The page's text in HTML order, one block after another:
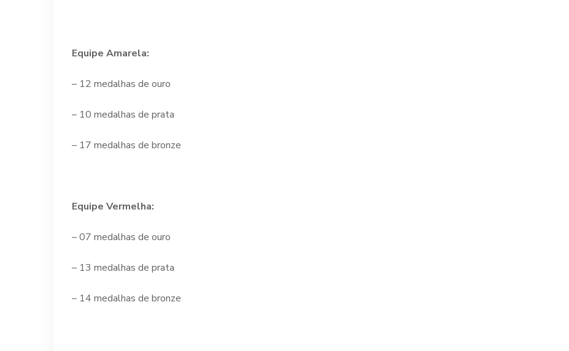
Equipe Amarela:
– 12 medalhas de ouro
– 10 medalhas de prata
– 17 medalhas de bronze
Equipe Vermelha:
– 07 medalhas de ouro
– 13 medalhas de prata
– 14 medalhas de bronze